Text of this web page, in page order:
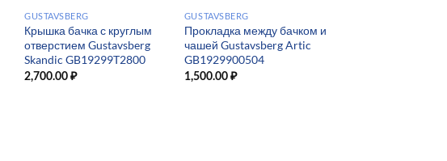
НЕТ В НАЛИЧИИ
GUSTAVSBERG
Крышка бачка с круглым
отверстием Gustavsberg
Skandic GB19299T2800
2,700.00₽
НЕТ В НАЛИЧИИ
GUSTAVSBERG
Прокладка между бачком и
чашей Gustavsberg Artic
GB1929900504
1,500.00 ₽